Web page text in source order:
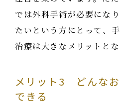
では外科手術が必要にな
たいという方にとって、
治療は大きなメリットとな
メリット3 どんな
できる